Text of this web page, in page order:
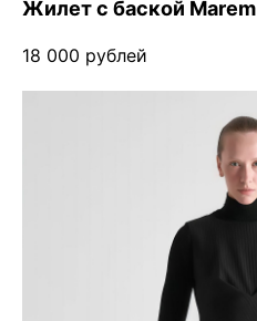
Жилет с баской Marem
18 000 рублей